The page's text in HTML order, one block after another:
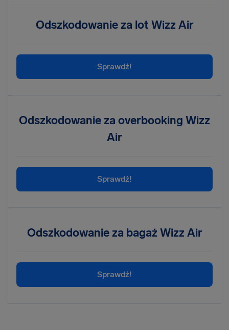
Odszkodowanie za lot Wizz Air
Sprawdź!
Odszkodowanie za overbooking Wizz
Air
Sprawdź!
Odszkodowanie za bagaż Wizz Air
Sprawdź!